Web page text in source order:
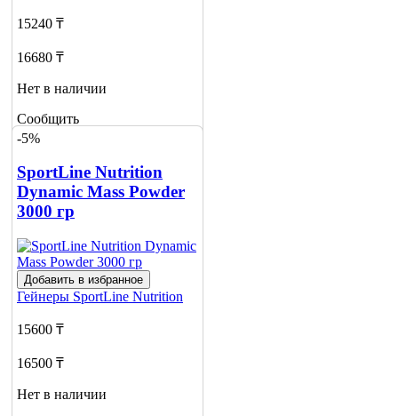
15240 ₸
16680 ₸
Нет в наличии
Сообщить
о наличии
-5%
SportLine Nutrition
Dynamic Mass Powder
3000 гр
Добавить в избранное
Гейнеры SportLine Nutrition
15600 ₸
16500 ₸
Нет в наличии